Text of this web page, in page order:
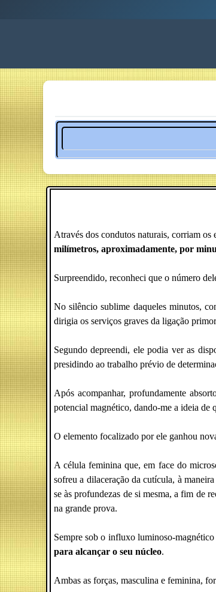
Através dos condutos naturais, corriam os
milímetros, aproximadamente, por
Surpreendido, reconheci que o número
No silêncio sublime daqueles minutos,
dirigia os serviços graves da ligação
Segundo depreendi, ele podia ver as
presidindo ao trabalho prévio de
Após acompanhar, profundamente
potencial magnético, dando-me a ideia de
O elemento focalizado por ele ganhou
A célula feminina que, em face do
sofreu a dilaceração da cutícula, à
se às profundezas de si mesma, a fim de
na grande prova.
Sempre sob o influxo luminoso-
para alcançar o seu núcleo.
Ambas as forças, masculina e feminina,